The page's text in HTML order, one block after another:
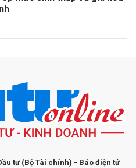
tư (Bộ Tài chính) - Báo điện tử